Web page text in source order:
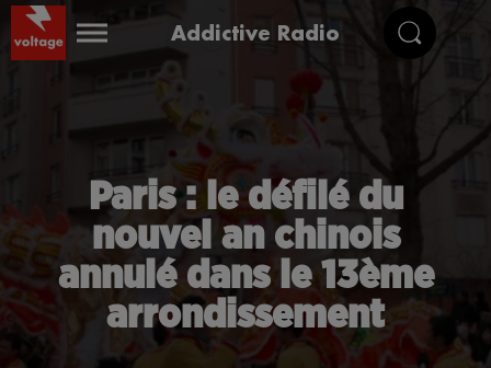
Addictive Radio
Paris : le défilé du
nouvel an chinois
annulé dans le 13ème
arrondissement